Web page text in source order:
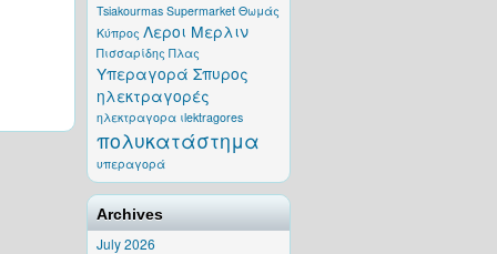
Tsiakourmas Supermarket Θωμάς
Κύπρος Λεροι Μερλιν
Πισσαρίδης Πλας
Υπεραγορά Σπυρος
ηλεκτραγορές
ηλεκτραγορα ιlektragores
πολυκατάστημα
υπεραγορά
Archives
July 2026